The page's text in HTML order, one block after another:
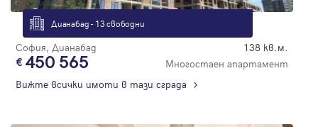
Дианабад - 13 свободни
София, Дианабад 138 кв.м.
450 565
Многостаен апартамент
Вижте всички имоти в тази сграда